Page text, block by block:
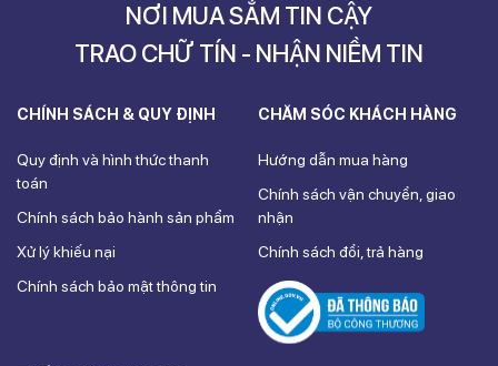
NƠI MUA SẮM TIN CẬY
TRAO CHỮ TÍN - NHẬN NIỀM TIN
CHÍNH SÁCH & QUY ĐỊNH
Quy định và hình thức thanh
toán
Chính sách bảo hành sản phẩm
Xử lý khiếu nại
Chính sách bảo mật thông tin
CHĂM SÓC KHÁCH HÀNG
Hướng dẫn mua hàng
Chính sách vận chuyển, giao
nhận
Chính sách đổi, trả hàng